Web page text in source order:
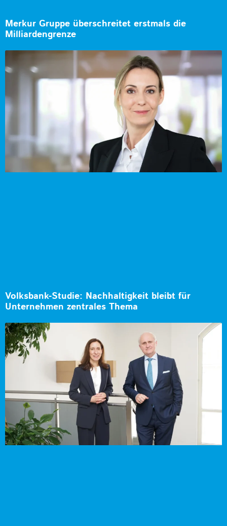
Merkur Gruppe überschreitet erstmals die
Milliardengrenze
Volksbank-Studie: Nachhaltigkeit bleibt für
Unternehmen zentrales Thema